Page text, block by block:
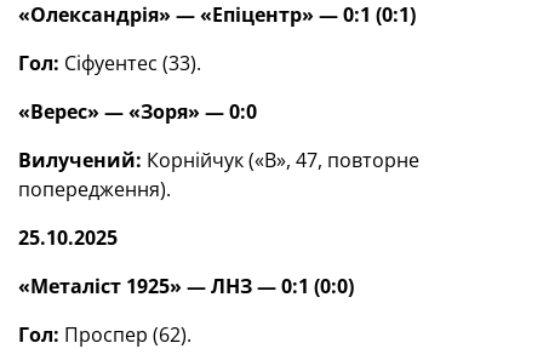
«Олександрія» — «Епіцентр» — 0:1 (0:1)
Гол: Сіфуентес (33).
«Верес» — «Зоря» — 0:0
Вилучений: Корнійчук («В», 47, повторне
попередження).
25.10.2025
«Металіст 1925» — ЛНЗ — 0:1 (0:0)
Гол: Проспер (62).